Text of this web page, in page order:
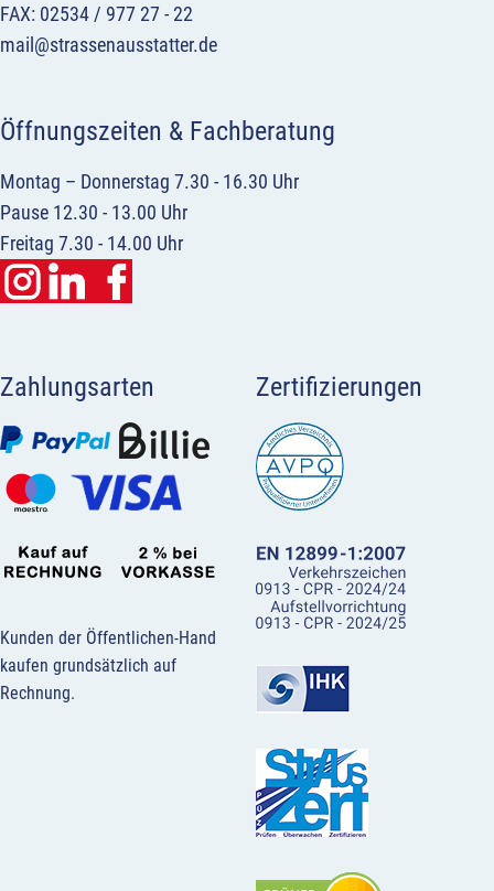
FAX: 02534 / 977 27 - 22
mail@strassenausstatter.de
Öffnungszeiten & Fachberatung
Montag – Donnerstag 7.30 - 16.30 Uhr
Pause 12.30 - 13.00 Uhr
Freitag 7.30 - 14.00 Uhr
Zahlungsarten
Kunden der Öffentlichen-Hand
kaufen grundsätzlich auf
Rechnung.
Zertifizierungen